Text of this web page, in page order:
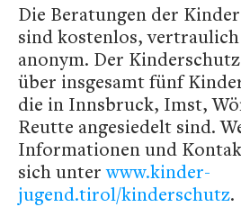
Die Beratungen der
sind kostenlos,
anonym. Der
über insgesamt fünf
die in Innsbruck, Imst,
Reutte angesiedelt sind.
Informationen und
sich unterwww.kinder-
jugend.tirol/kinderschutz.